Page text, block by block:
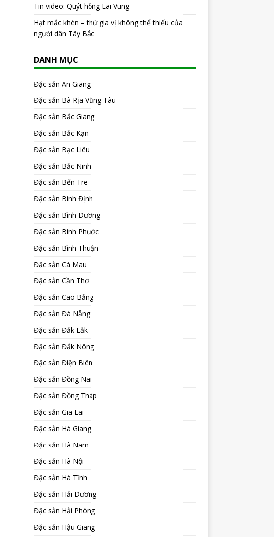
Tin video: Quýt hồng Lai Vung
Hạt mắc khén – thứ gia vị không thể thiếu của
người dân Tây Bắc
DANH MỤC
Đặc sản An Giang
Đặc sản Bà Rịa Vũng Tàu
Đặc sản Bắc Giang
Đặc sản Bắc Kạn
Đặc sản Bạc Liêu
Đặc sản Bắc Ninh
Đặc sản Bến Tre
Đặc sản Bình Định
Đặc sản Bình Dương
Đặc sản Bình Phước
Đặc sản Bình Thuận
Đặc sản Cà Mau
Đặc sản Cần Thơ
Đặc sản Cao Bằng
Đặc sản Đà Nẵng
Đặc sản Đắk Lắk
Đặc sản Đắk Nông
Đặc sản Điện Biên
Đặc sản Đồng Nai
Đặc sản Đồng Tháp
Đặc sản Gia Lai
Đặc sản Hà Giang
Đặc sản Hà Nam
Đặc sản Hà Nội
Đặc sản Hà Tĩnh
Đặc sản Hải Dương
Đặc sản Hải Phòng
Đặc sản Hậu Giang